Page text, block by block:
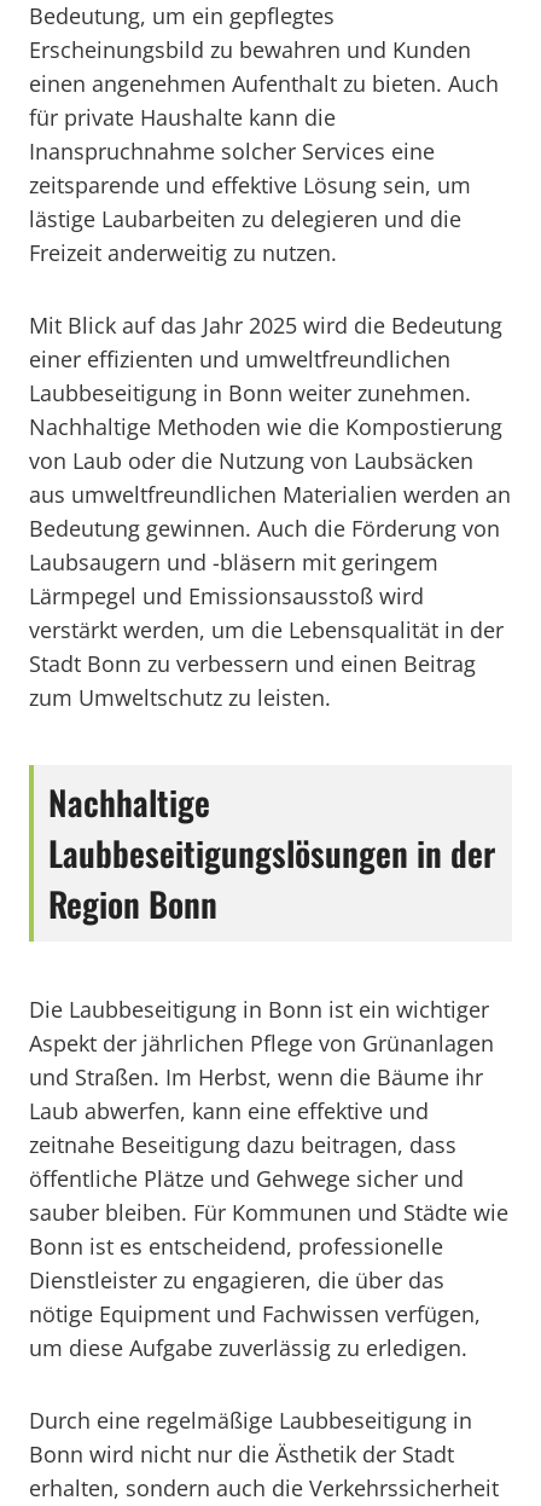
Bedeutung, um ein gepflegtes
Erscheinungsbild zu bewahren und Kunden
einen angenehmen Aufenthalt zu bieten. Auch
für private Haushalte kann die
Inanspruchnahme solcher Services eine
zeitsparende und effektive Lösung sein, um
lästige Laubarbeiten zu delegieren und die
Freizeit anderweitig zu nutzen.
Mit Blick auf das Jahr 2025 wird die Bedeutung
einer effizienten und umweltfreundlichen
Laubbeseitigung in Bonn weiter zunehmen.
Nachhaltige Methoden wie die Kompostierung
von Laub oder die Nutzung von Laubsäcken
aus umweltfreundlichen Materialien werden an
Bedeutung gewinnen. Auch die Förderung von
Laubsaugern und -bläsern mit geringem
Lärmpegel und Emissionsausstoß wird
verstärkt werden, um die Lebensqualität in der
Stadt Bonn zu verbessern und einen Beitrag
zum Umweltschutz zu leisten.
Nachhaltige
Laubbeseitigungslösungen in der
Region Bonn
Die Laubbeseitigung in Bonn ist ein wichtiger
Aspekt der jährlichen Pflege von Grünanlagen
und Straßen. Im Herbst, wenn die Bäume ihr
Laub abwerfen, kann eine effektive und
zeitnahe Beseitigung dazu beitragen, dass
öffentliche Plätze und Gehwege sicher und
sauber bleiben. Für Kommunen und Städte wie
Bonn ist es entscheidend, professionelle
Dienstleister zu engagieren, die über das
nötige Equipment und Fachwissen verfügen,
um diese Aufgabe zuverlässig zu erledigen.
Durch eine regelmäßige Laubbeseitigung in
Bonn wird nicht nur die Ästhetik der Stadt
erhalten, sondern auch die Verkehrssicherheit